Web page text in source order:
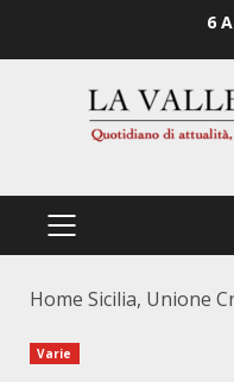
6
PRIMÄRES
Home Sicilia, Unione
Varie